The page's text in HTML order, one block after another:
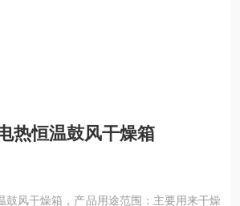
热恒温鼓风干燥箱
鼓风干燥箱，产品用途范围：主要用来干燥